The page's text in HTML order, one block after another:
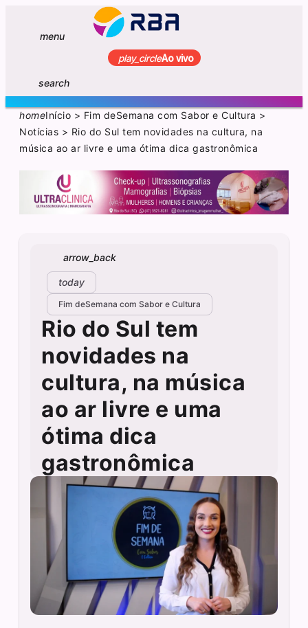
menu
play_circleAo vivo
search
homeInício > Fim deSemana com Sabor e Cultura >
Notícias > Rio do Sul tem novidades na cultura, na
música ao ar livre e uma ótima dica gastronômica
arrow_back
today
Fim deSemana com Sabor e Cultura
Rio do Sul tem
novidades na
cultura, na música
ao ar livre e uma
ótima dica
gastronômica